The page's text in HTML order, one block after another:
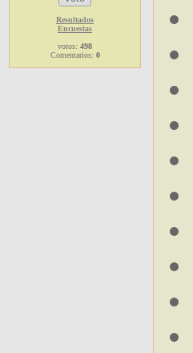
Resultados
Encuestas
votos: 498
Comentarios: 0